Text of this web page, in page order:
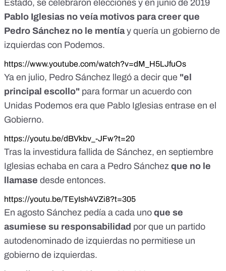
Estado, se celebraron elecciones y en junio de 2019
Pablo Iglesias no veía motivos para creer que
Pedro Sánchez no le mentíay quería un gobierno de
izquierdas con Podemos.
https://www.youtube.com/watch?v=dM_H5LJfuOs
Ya en julio, Pedro Sánchez llegó a decir que "el
principal escollo" para formar un acuerdo con
Unidas Podemos era que Pablo Iglesias entrase en el
Gobierno.
https://youtu.be/dBVkbv_-JFw?t=20
Tras la investidura fallida de Sánchez, en septiembre
Iglesias echaba en cara a Pedro Sánchez que no le
llamase desde entonces.
https://youtu.be/TEyIsh4VZi8?t=305
En agosto Sánchez pedía a cada uno que se
asumiese su responsabilidad por que un partido
autodenominado de izquierdas no permitiese un
gobierno de izquierdas.